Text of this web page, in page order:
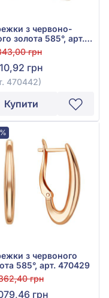
з червоно-
золота 585°, арт.
грн
грн
470442)
Купити
з червоного
585°, арт. 470429
грн
грн